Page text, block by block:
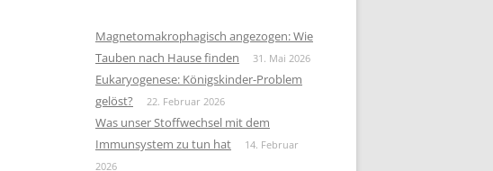
Magnetomakrophagisch angezogen: Wie
Tauben nach Hause finden
31. Mai 2026
Eukaryogenese: Königskinder-Problem
gelöst?
22. Februar 2026
Was unser Stoffwechsel mit dem
Immunsystem zu tun hat
14. Februar
2026